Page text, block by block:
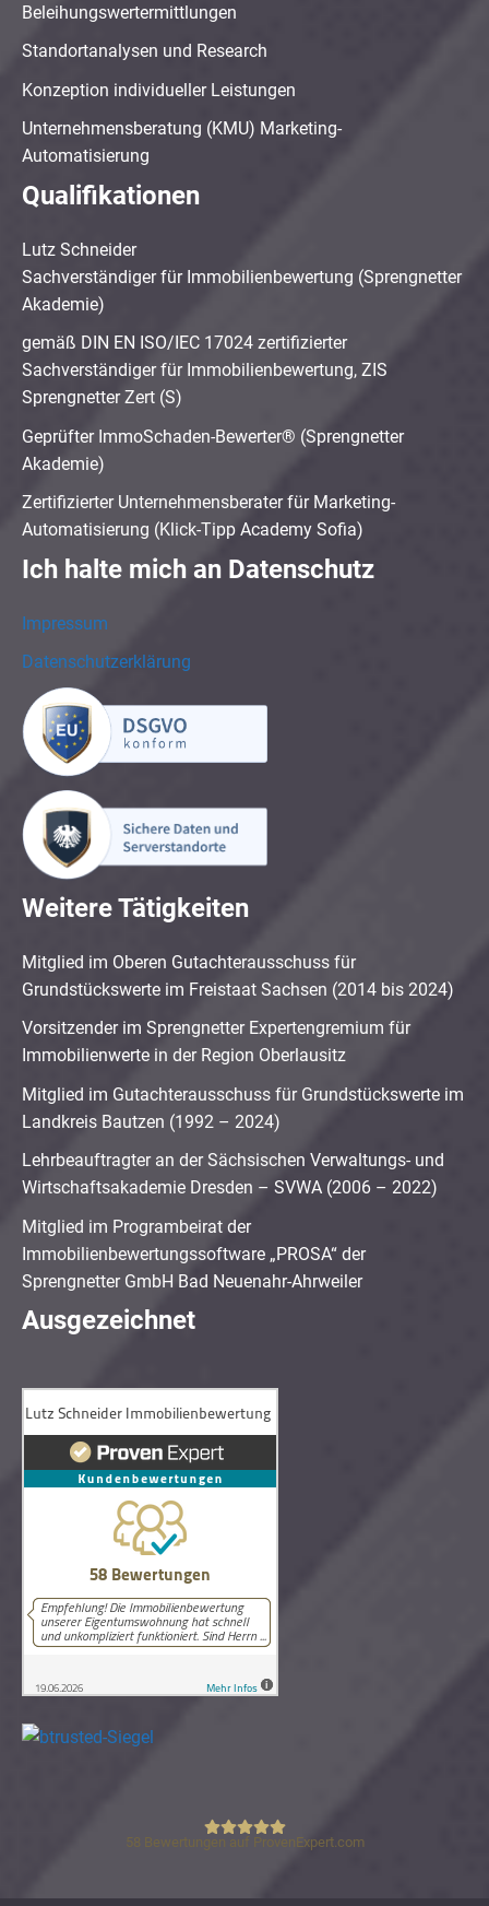
Beleihungswertermittlungen
Standortanalysen und Research
Konzeption individueller Leistungen
Unternehmensberatung (KMU) Marketing-
Automatisierung
Qualifikationen
Lutz Schneider
Sachverständiger für Immobilienbewertung (Sprengnetter
Akademie)
gemäß DIN EN ISO/IEC 17024 zertifizierter
Sachverständiger für Immobilienbewertung, ZIS
Sprengnetter Zert (S)
Geprüfter ImmoSchaden-Bewerter® (Sprengnetter
Akademie)
Zertifizierter Unternehmensberater für Marketing-
Automatisierung (Klick-Tipp Academy Sofia)
Ich halte mich an Datenschutz
Impressum
Datenschutzerklärung
Weitere Tätigkeiten
Mitglied im Oberen Gutachterausschuss für
Grundstückswerte im Freistaat Sachsen (2014 bis 2024)
Vorsitzender im Sprengnetter Expertengremium für
Immobilienwerte in der Region Oberlausitz
Mitglied im Gutachterausschuss für Grundstückswerte im
Landkreis Bautzen (1992 – 2024)
Lehrbeauftragter an der Sächsischen Verwaltungs- und
Wirtschaftsakademie Dresden – SVWA (2006 – 2022)
Mitglied im Programbeirat der
Immobilienbewertungssoftware „PROSA“ der
Sprengnetter GmbH Bad Neuenahr-Ahrweiler
Ausgezeichnet
Lutz Schneider Immobilienbewertung
58 Bewertungen auf ProvenExpert.com